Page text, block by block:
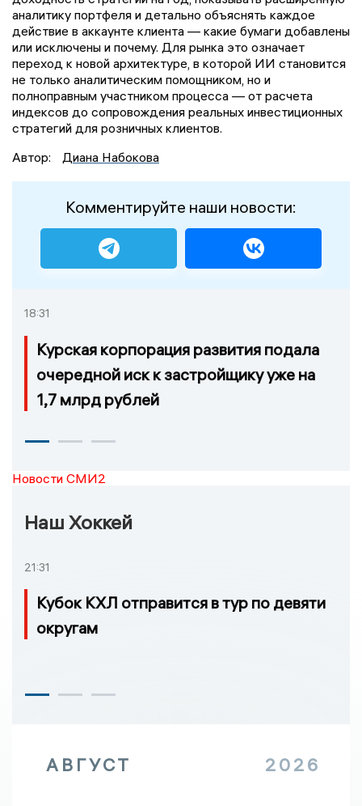
аналитику портфеля и детально объяснять каждое
действие в аккаунте клиента — какие бумаги добавлены
или исключены и почему. Для рынка это означает
переход к новой архитектуре, в которой ИИ становится
не только аналитическим помощником, но и
полноправным участником процесса — от расчета
индексов до сопровождения реальных инвестиционных
стратегий для розничных клиентов.
Автор:
Диана Набокова
Комментируйте наши новости:
18:31
Курская корпорация развития подала
очередной иск к застройщику уже на
1,7 млрд рублей
Новости СМИ2
Наш Хоккей
21:31
Кубок КХЛ отправится в тур по девяти
округам
АВГУСТ 2026